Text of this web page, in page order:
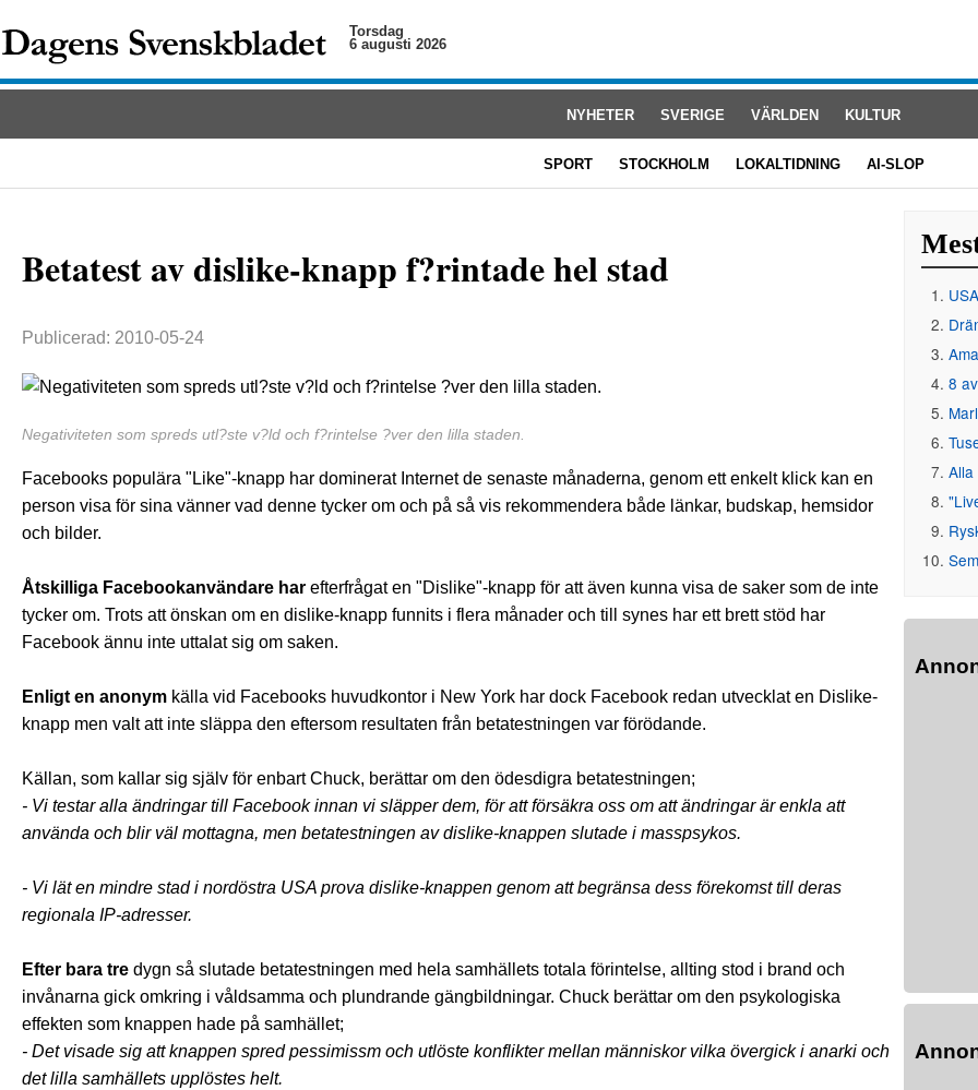
Torsdag
6 augusti 2026
NYHETER SVERIGE VÄRLDEN KULTUR
SPORT STOCKHOLM LOKALTIDNING AI-SLOP
Betatest av dislike-knapp f?rintade hel stad
Publicerad: 2010-05-24
Negativiteten som spreds utl?ste v?ld och f?rintelse ?ver den lilla staden.
Facebooks populära "Like"-knapp har dominerat Internet de senaste månaderna, genom ett enkelt klick kan en
person visa för sina vänner vad denne tycker om och på så vis rekommendera både länkar, budskap, hemsidor
och bilder.
Åtskilliga Facebookanvändare har efterfrågat en "Dislike"-knapp för att även kunna visa de saker som de inte
tycker om. Trots att önskan om en dislike-knapp funnits i flera månader och till synes har ett brett stöd har
Facebook ännu inte uttalat sig om saken.
Enligt en anonym källa vid Facebooks huvudkontor i New York har dock Facebook redan utvecklat en Dislike-
knapp men valt att inte släppa den eftersom resultaten från betatestningen var förödande.
Källan, som kallar sig själv för enbart Chuck, berättar om den ödesdigra betatestningen;
- Vi testar alla ändringar till Facebook innan vi släpper dem, för att försäkra oss om att ändringar är enkla att
använda och blir väl mottagna, men betatestningen av dislike-knappen slutade i masspsykos.
- Vi lät en mindre stad i nordöstra USA prova dislike-knappen genom att begränsa dess förekomst till deras
regionala IP-adresser.
Efter bara tre dygn så slutade betatestningen med hela samhällets totala förintelse, allting stod i brand och
invånarna gick omkring i våldsamma och plundrande gängbildningar. Chuck berättar om den psykologiska
effekten som knappen hade på samhället;
- Det visade sig att knappen spred pessimissm och utlöste konflikter mellan människor vilka övergick i anarki och
det lilla samhällets upplöstes helt.
8